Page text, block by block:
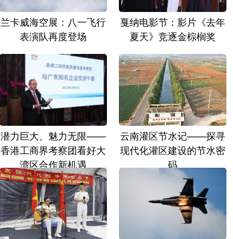
兰卡威海空展：八一飞行
表演队再度登场
戛纳电影节：影片《去年
夏天》竞逐金棕榈奖
潜力巨大、魅力无限——
香港工商界考察团看好大
湾区合作新机遇
云南灌区节水记——探寻
现代化灌区建设的节水密
码